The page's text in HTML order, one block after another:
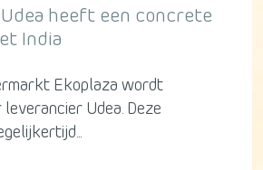
Udea heeft een concrete
India
Ekoplaza wordt
Udea. Deze